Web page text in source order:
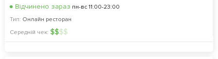
Відчинено зараз пн-вс 11:00-23:00
Тип: Онлайн ресторан
Середній чек: $$$$